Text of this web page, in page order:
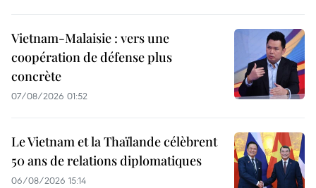
Vietnam-Malaisie : vers une
coopération de défense plus
concrète
07/08/2026 01:52
Le Vietnam et la Thaïlande célèbrent
50 ans de relations diplomatiques
06/08/2026 15:14